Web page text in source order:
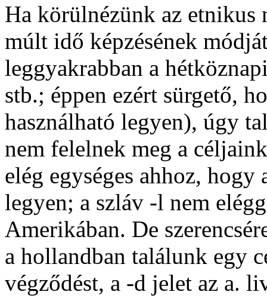
Ha körülnézünk az
múlt idő képzésének
leggyakrabban a
stb.; éppen ezért sürgető,
használható legyen), úgy
nem felelnek meg a
elég egységes ahhoz, hogy
legyen; a szláv -l nem
Amerikában. De
a hollandban találunk egy
végződést, a -d jelet az a.